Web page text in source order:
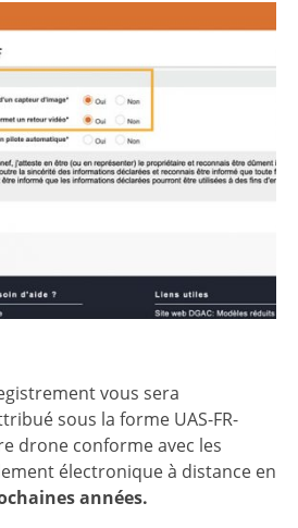
vous sera
sous la forme UAS-FR-
drone conforme avec les
électronique à distance en
années.